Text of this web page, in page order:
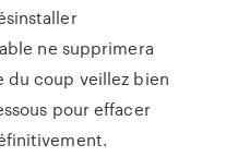
ne supprimera
du coup veillez bien
pour effacer